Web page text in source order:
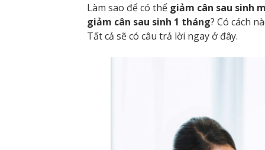
Làm sao để có thể giảm cân sau sinh
giảm cân sau sinh 1 tháng? Có cách
Tất cả sẽ có câu trả lời ngay ở đây.